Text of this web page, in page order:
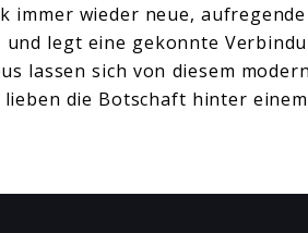
immer wieder neue,
legt eine gekonnte
lassen sich von diesem
die Botschaft hinter